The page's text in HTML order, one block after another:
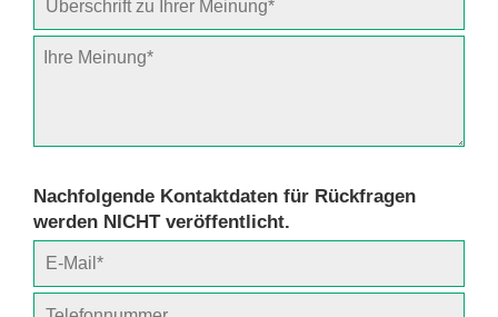
Nachfolgende Kontaktdaten für Rückfragen
werden NICHT veröffentlicht.